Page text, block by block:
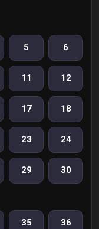
5 6
11 12
17 18
23 24
29 30
35 36